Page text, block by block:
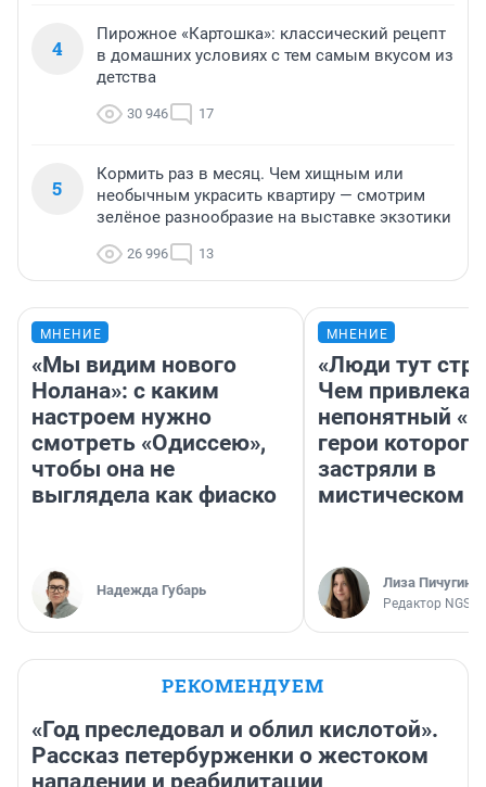
4
Пирожное «Картошка»: классический рецепт
в домашних условиях с тем самым вкусом из
детства
30 946 17
5
Кормить раз в месяц. Чем хищным или
необычным украсить квартиру — смотрим
зелёное разнообразие на выставке экзотики
26 996 13
МНЕНИЕ
«Мы видим нового
Нолана»: с каким
настроем нужно
смотреть «Одиссею»,
чтобы она не
выглядела как фиаско
Надежда Губарь
МНЕНИЕ
«Люди тут
Чем
непонятный
герои которого
застряли в
мистическом
Лиза Пичугина
Редактор
РЕКОМЕНДУЕМ
«Год преследовал и облил кислотой».
Рассказ петербурженки о жестоком
нападении и реабилитации